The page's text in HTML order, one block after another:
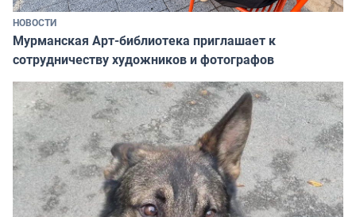
НОВОСТИ
Мурманская Арт-библиотека приглашает к
сотрудничеству художников и фотографов